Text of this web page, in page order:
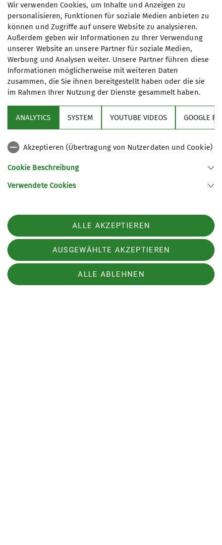
Unter uns waren mehrere Tourenleiterinnen, so
dass wir in den Routenoptionen flexibel waren.
Aufgrund der unterschiedlichen Konditionen und
Vorlieben entschieden wir uns am Hohljoch die
Gruppe zu teilen: Ein Teil der Teilnehmerinnen
wählte eine entspanntere Variante auf den
Teufelskopf und weiter zur Falkenhütte, um die
Natur in einem gemächlicheren Tempo zu
Laliderer Hochlager Richtung Gumpenjöchl.
Un Von in luftigerer Höhe angenehm kühlem Wind
begleitet erreichten wir nach insgesamt gut
dreieinhalb Stunden und 1250 Höhenmetern den
felsigen Gipfel des Gamsjochs.
Karwendelgebirge erstreckte sich in seiner vollen
Pracht vor uns, während die umliegenden Gipfel
und Täler in der Sommersonne glitzerten. Zeit für
eine ordentliche Brotzeit und dann natürlich das
obligatorische Fotoshooting.
Wir verwenden Cookies, um Inhalte und Anzeigen zu
personalisieren, Funktionen für soziale Medien anbieten zu
können und Zugriffe auf unsere Website zu analysieren.
Außerdem geben wir Informationen zu Ihrer Verwendung
unserer Website an unsere Partner für soziale Medien,
Werbung und Analysen weiter. Unsere Partner führen diese
Informationen möglicherweise mit weiteren Daten
zusammen, die Sie ihnen bereitgestellt haben oder die sie
im Rahmen Ihrer Nutzung der Dienste gesammelt haben.
ANALYTICS SYSTEM YOUTUBE VIDEOS GOOGLE
Akzeptieren (Übertragung von Nutzerdaten und Cookie)
Cookie Beschreibung
Verwendete Cookies
ALLE AKZEPTIEREN
AUSGEWÄHLTE AKZEPTIEREN
ALLE ABLEHNEN